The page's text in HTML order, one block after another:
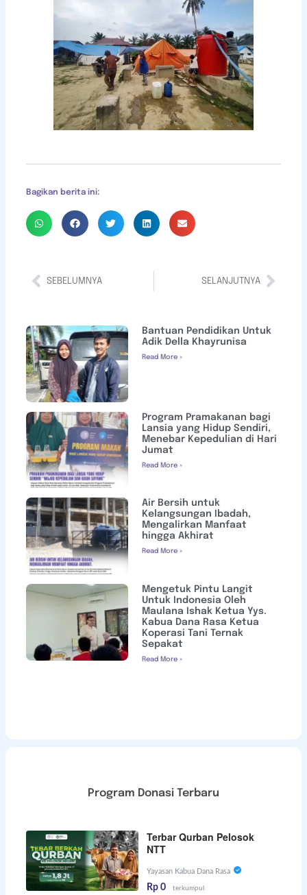
Bagikan berita ini:
SEBELUMNYA SELANJUTNYA
Bantuan Pendidikan Untuk
Adik Della Khayrunisa
Read More »
Program Pramakanan bagi
Lansia yang Hidup Sendiri,
Menebar Kepedulian di Hari
Jumat
Read More »
Air Bersih untuk
Kelangsungan Ibadah,
Mengalirkan Manfaat
hingga Akhirat
Read More »
Mengetuk Pintu Langit
Untuk Indonesia Oleh
Maulana Ishak Ketua Yys.
Kabua Dana Rasa Ketua
Koperasi Tani Ternak
Sepakat
Read More »
Program Donasi Terbaru
Terbar Qurban Pelosok
NTT
Yayasan Kabua Dana Rasa
Rp 0 terkumpul